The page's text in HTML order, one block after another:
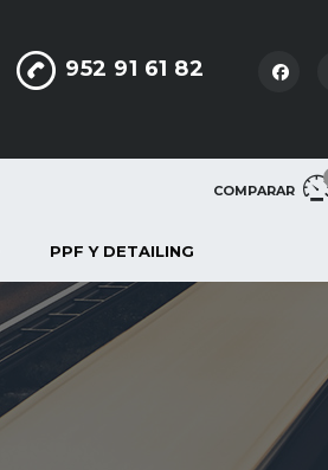
952 91 61 82
COMPARAR
PPF Y DETAILING